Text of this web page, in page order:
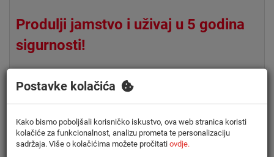
Produlji jamstvo i uživaj u 5 godina
sigurnosti!
možete ostvariti produljeno jamstvo od čak 3+2 godine!
uređaj, pružajući vam mir i bezbrižnost znajući da će
vaš uređaj biti pokriven protiv nepredviđenih kvarova!
Postavke kolačića
Kako bismo poboljšali korisničko iskustvo, ova web stranica koristi
kolačiće za funkcionalnost, analizu prometa te personalizaciju
sadržaja. Više o kolačićima možete pročitati ovdje.